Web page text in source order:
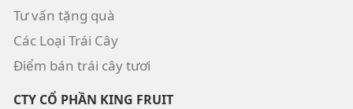
Tư vấn tặng quà
Các Loại Trái Cây
Điểm bán trái cây tươi
CTY CỔ PHẦN KING FRUIT